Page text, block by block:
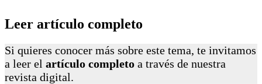
Leer artículo completo
Si quieres conocer más sobre este tema, te invitamos
a leer el artículo completo a través de nuestra
revista digital.